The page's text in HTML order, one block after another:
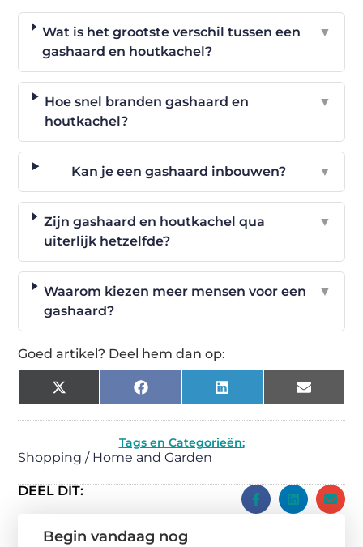
Wat is het grootste verschil tussen een
gashaard en houtkachel?
▼
Hoe snel branden gashaard en
houtkachel?
▼
Kan je een gashaard inbouwen? ▼
Zijn gashaard en houtkachel qua
uiterlijk hetzelfde?
▼
Waarom kiezen meer mensen voor een
gashaard?
▼
Goed artikel? Deel hem dan op:
X
(Twitter)
Facebook LinkedIn Email
Tags en Categorieën:
Shopping / Home and Garden
DEEL DIT:
Begin vandaag nog